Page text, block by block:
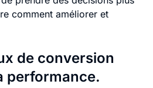
comment améliorer et
de conversion
performance.